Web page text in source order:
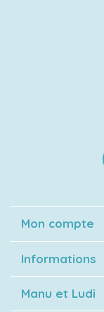
Mon compte
Informations
Manu et Ludi